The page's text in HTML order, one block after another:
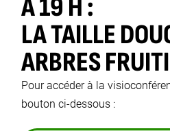
À 19 H :
LA TAILLE
ARBRES
Pour accéder à la
bouton ci-dessous :